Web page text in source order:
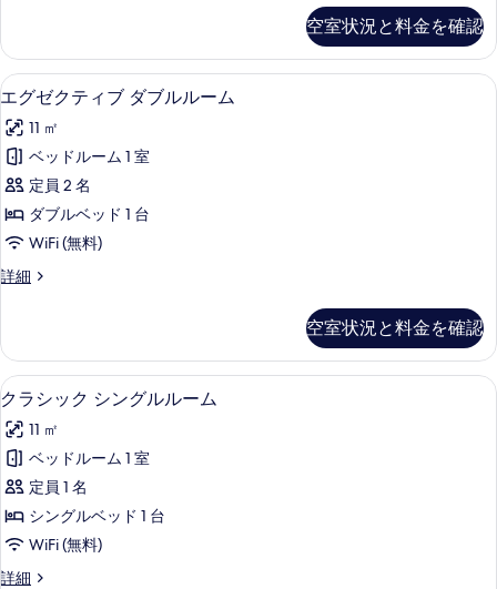
示
す
る
ー
ム
の
す
べ
て
の
写
真
示
す
る
ク
ダ
ブ
ル
ー
ム
の
詳
細
空室状況と料金を確認
エ
グ
ゼ
ク
テ
ィ
ダ
ル
ル
ー
ム
の
す
べ
て
の
エグゼクティブ ダブルルーム | セー
15
エグゼクティブ ダブルルーム
11 ㎡
ベッドルーム 1 室
定員 2 名
ダブルベッド 1 台
WiFi (無料)
詳細
エ
テ
ィ
ブ
ブ
ル
ル
ー
ム
の
詳
細
空室状況と料金を確認
ク
ラ
シ
ッ
ク
シ
クラシック シングルルーム | セーフ
13
クラシック シングルルーム
11 ㎡
ベッドルーム 1 室
定員 1 名
シングルベッド 1 台
WiFi (無料)
詳細
ク